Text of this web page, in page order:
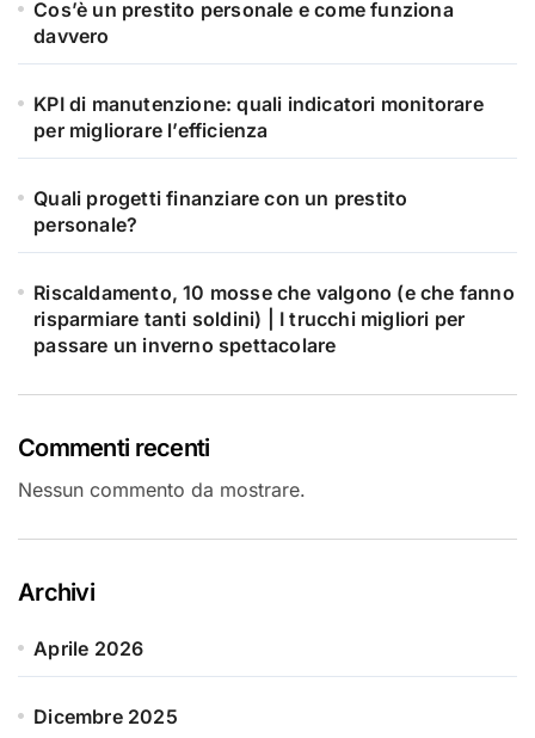
Cos’è un prestito personale e come funziona
davvero
KPI di manutenzione: quali indicatori monitorare
per migliorare l’efficienza
Quali progetti finanziare con un prestito
personale?
Riscaldamento, 10 mosse che valgono (e che fanno
risparmiare tanti soldini) | I trucchi migliori per
passare un inverno spettacolare
Commenti recenti
Nessun commento da mostrare.
Archivi
Aprile 2026
Dicembre 2025